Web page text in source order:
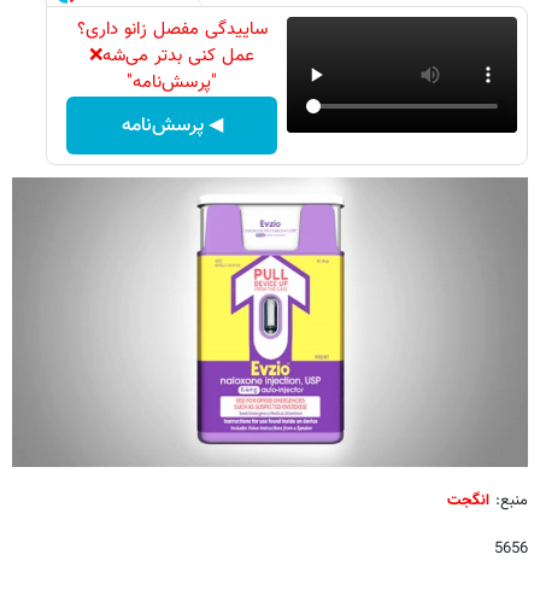
ساییدگی مفصل زانو داری؟
عمل کنی بدتر می‌شه❌
"پرسش‌نامه"
◀ پرسش‌نامه
منبع: انگجت
5656